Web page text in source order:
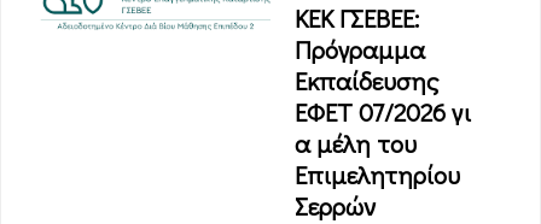
ΚΕΚ ΓΣΕΒΕΕ:
Πρόγραμμα
Εκπαίδευσης
ΕΦΕΤ 07/2026 γι
α μέλη του
Επιμελητηρίου
Σερρών